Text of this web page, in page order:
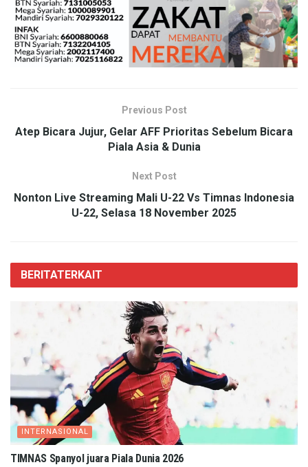
Previous Post
Atep Bicara Jujur, Gelar AFF Prioritas Sebelum Bicara
Piala Asia & Dunia
Next Post
Nonton Live Streaming Mali U-22 Vs Timnas Indonesia
U-22, Selasa 18 November 2025
BERITATERKAIT
INTERNASIONAL
TIMNAS Spanyol juara Piala Dunia 2026